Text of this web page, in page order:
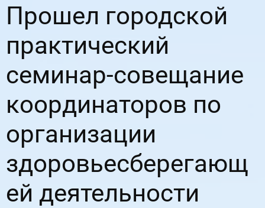
Прошел городской
практический
семинар-совещание
координаторов по
организации
здоровьесберегающ
ей деятельности